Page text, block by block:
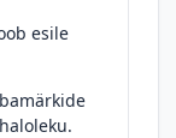
esile